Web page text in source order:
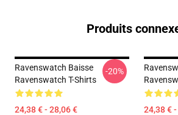
Produits
Ravenswatch Baisse
Ravenswatch T-Shirts
24,38 € - 28,06 €
-20%
24,38 €